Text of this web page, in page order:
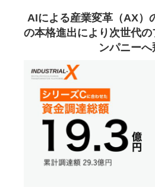
AIによる産業変革（AX）
の本格進出により次世代
ンパニーへ